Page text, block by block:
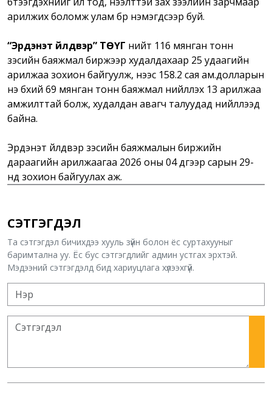
арилжих боломж улам бүр нэмэгдсээр буй.
“Эрдэнэт үйлдвэр” ТӨҮГ нийт 116 мянган тонн
зэсийн баяжмал биржээр худалдахаар 25 удаагийн
арилжаа зохион байгуулж, үүнээс 158.2 сая ам.долларын
үнэ бүхий 69 мянган тонн баяжмал нийлүүлэх 13 арилжаа
амжилттай болж, худалдан авагч талуудад нийлүүлээд
байна.
Эрдэнэт үйлдвэр зэсийн баяжмалын биржийн
дараагийн арилжаагаа 2026 оны 04 дүгээр сарын 29-
нд зохион байгуулах аж.
СЭТГЭГДЭЛ
Та сэтгэгдэл бичихдээ хууль зүйн болон ёс суртахууныг
баримтална уу. Ёс бус сэтгэгдлийг админ устгах эрхтэй.
Мэдээний сэтгэгдэлд бид хариуцлага хүлээхгүй.